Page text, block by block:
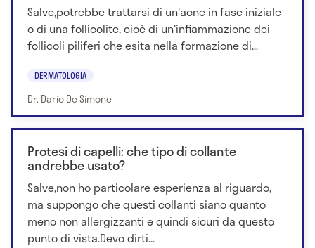
Salve,potrebbe trattarsi di un'acne in fase iniziale
o di una follicolite, cioè di un'infiammazione dei
follicoli piliferi che esita nella formazione di...
DERMATOLOGIA
Dr. Dario De Simone
Protesi di capelli: che tipo di collante
andrebbe usato?
Salve,non ho particolare esperienza al riguardo,
ma suppongo che questi collanti siano quanto
meno non allergizzanti e quindi sicuri da questo
punto di vista.Devo dirti...